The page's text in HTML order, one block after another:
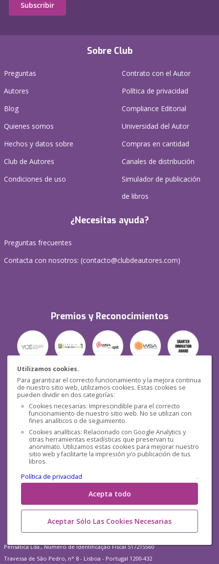
Utilizamos cookies.
Para garantizar el correcto funcionamiento y la mejora continua
de nuestro sitio web, utilizamos cookies. Estas cookies se
pueden dividir en dos categorías:
Cookies necesarias: Imprescindible para el correcto
funcionamiento de nuestro sitio web. No se utilizan con
fines analíticos o de seguimiento.
Cookies analíticas: Relacionado con Google Analytics y
otras herramientas estadísticas que preservan tu
anonimato. Utilizamos estas cookies para mejorar nuestro
sitio web y facilitarte la impresión y/o publicación de tus
libros.
Política de privacidad
.
Acepta todo
Aceptar Sólo Las Cookies Necesarias
Sobre Club
Preguntas
Autores
Blog
Quienes somos
Hechos y datos sobre
Club de Autores
Condiciones de uso
Contrato con el Autor
Política de privacidad
Compliance Editorial
Universidad del Autor
Compras en cantidad
Canales de distribución
Simulador de publicación
de libros
¿Necesitas ayuda?
Preguntas frecuentes
Contacta con nosotros: (contacto@clubdeautores.com)
Premios y Reconocimientos
Seguridad
Redes sociales
Subscribir
Pensática Lda., Número de Identificação Fiscal 517215560
Travessa de São Pedro, n° 8 - Lisboa - Portugal 1200-432